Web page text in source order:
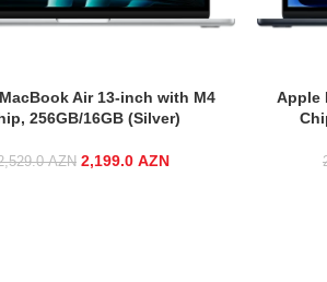
Air 13-inch with M4
256GB/16GB (Silver)
AZN
Original price was:
2,199.0 AZN
Apple